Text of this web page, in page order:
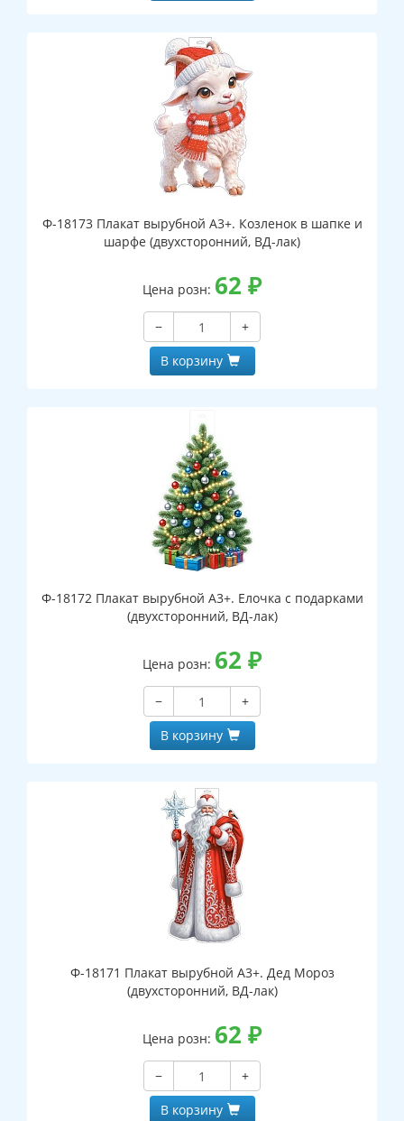
Ф-18173 Плакат вырубной А3+. Козленок в шапке и
шарфе (двухсторонний, ВД-лак)
Цена розн: 62 ₽
−
+
В корзину
Ф-18172 Плакат вырубной А3+. Елочка с подарками
(двухсторонний, ВД-лак)
Цена розн: 62 ₽
−
+
В корзину
Ф-18171 Плакат вырубной А3+. Дед Мороз
(двухсторонний, ВД-лак)
Цена розн: 62 ₽
−
+
В корзину